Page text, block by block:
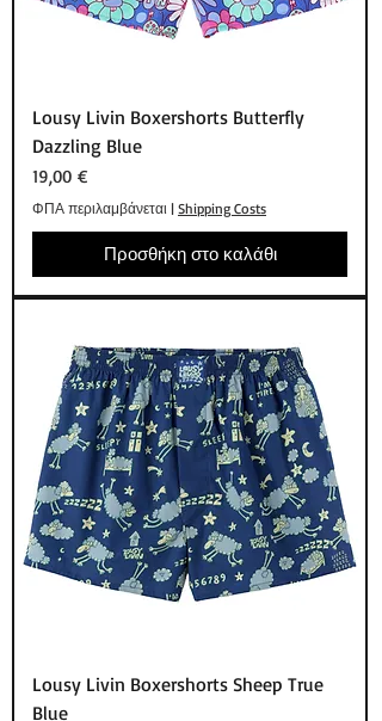
Lousy Livin Boxershorts Butterfly
Dazzling Blue
Τιμή
19,00 €
ΦΠΑ περιλαμβάνεται | Shipping Costs
Προσθήκη στο καλάθι
Lousy Livin Boxershorts Sheep True
Blue